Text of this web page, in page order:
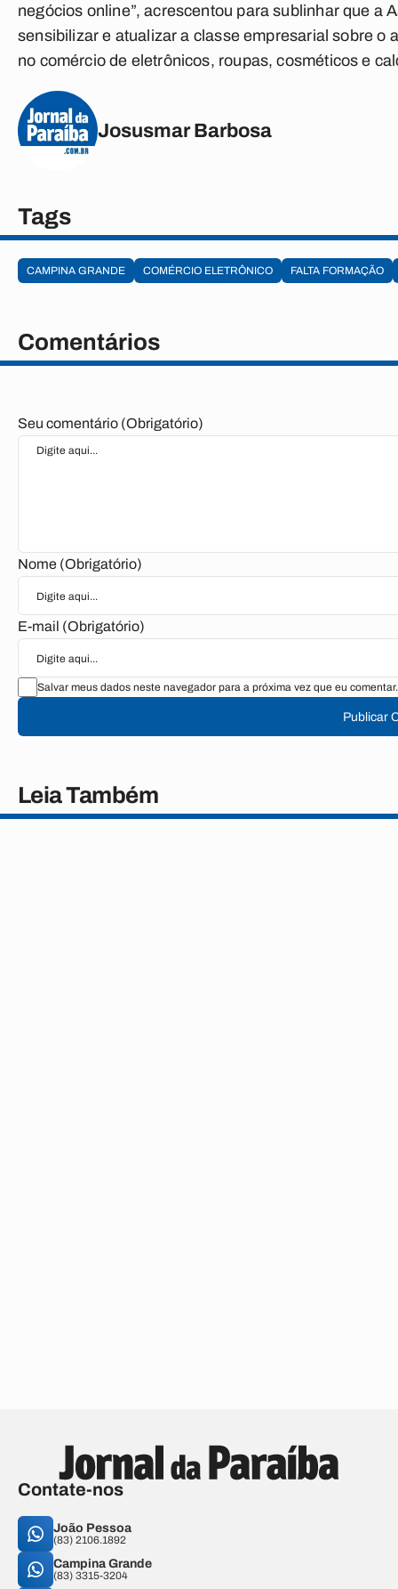
negócios online”, acrescentou para sublinhar que a
sensibilizar e atualizar a classe empresarial sobre
no comércio de eletrônicos, roupas, cosméticos e
Josusmar Barbosa
Tags
CAMPINA GRANDE COMÉRCIO ELETRÔNICO FALTA FORMAÇÃO
Comentários
Seu comentário (Obrigatório)
Nome (Obrigatório)
E-mail (Obrigatório)
Salvar meus dados neste navegador para a próxima vez que eu comentar.
Publicar
Leia Também
Contate-nos
João Pessoa
(83) 2106.1892
Campina Grande
(83) 3315-3204